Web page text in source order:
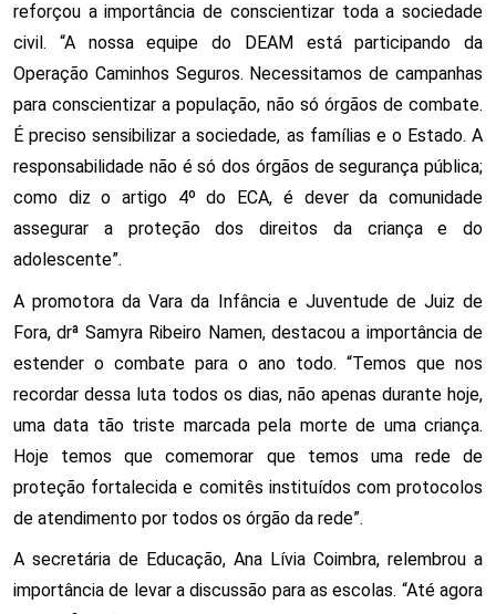
reforçou a importância de conscientizar toda a sociedade
civil. “A nossa equipe do DEAM está participando da
Operação Caminhos Seguros. Necessitamos de campanhas
para conscientizar a população, não só órgãos de combate.
É preciso sensibilizar a sociedade, as famílias e o Estado. A
responsabilidade não é só dos órgãos de segurança pública;
como diz o artigo 4º do ECA, é dever da comunidade
assegurar a proteção dos direitos da criança e do
adolescente”.
A promotora da Vara da Infância e Juventude de Juiz de
Fora, drª Samyra Ribeiro Namen, destacou a importância de
estender o combate para o ano todo. “Temos que nos
recordar dessa luta todos os dias, não apenas durante hoje,
uma data tão triste marcada pela morte de uma criança.
Hoje temos que comemorar que temos uma rede de
proteção fortalecida e comitês instituídos com protocolos
de atendimento por todos os órgão da rede”.
A secretária de Educação, Ana Lívia Coimbra, relembrou a
importância de levar a discussão para as escolas. “Até agora